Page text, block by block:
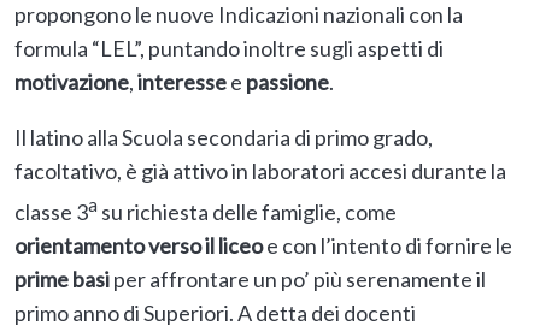
propongono le nuove Indicazioni nazionali con la
formula “LEL”, puntando inoltre sugli aspetti di
motivazione,interessee passione.
Il latino alla Scuola secondaria di primo grado,
facoltativo, è già attivo in laboratori accesi durante la
classe 3a su richiesta delle famiglie, come
orientamento verso il liceoe con l’intento di fornire le
prime basiper affrontare un po’ più serenamente il
primo anno di Superiori. A detta dei docenti